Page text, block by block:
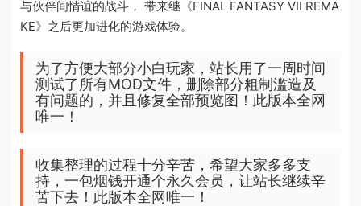
与伙伴间情谊的战斗， 带来继《FINAL FANTASY VII REMA
KE》之后更加进化的游戏体验。
为了方便大部分小白玩家，站长用了一周时间
测试了所有MOD文件，删除部分粗制滥造及
有问题的，并且修复全部预览图！此版本全网
唯一！
收集整理的过程十分辛苦，希望大家多多支
持，一包烟钱开通个永久会员，让站长继续辛
苦下去！此版本全网唯一！